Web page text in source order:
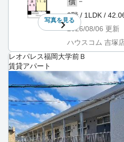
写真を見る
2階 / 1LDK /
2026/08/06 更新
ハウスコム 吉塚
レオパレス福岡大学前Ｂ
賃貸アパート